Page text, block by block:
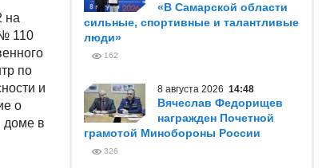
на
110
по
и
о
доме в
«В Самарской области
сильные, спортивные и талантливые
люди»
162
8 августа 2026 14:48
Вячеслав Федорищев
награжден Почетной
грамотой Минобороны России
326